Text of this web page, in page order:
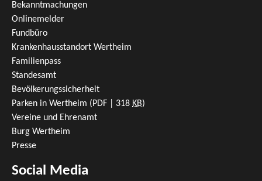
Bekanntmachungen
Onlinemelder
Fundbüro
Krankenhausstandort Wertheim
Familienpass
Standesamt
Bevölkerungssicherheit
Parken in Wertheim (PDF | 318 KB)
Vereine und Ehrenamt
Burg Wertheim
Presse
Social Media